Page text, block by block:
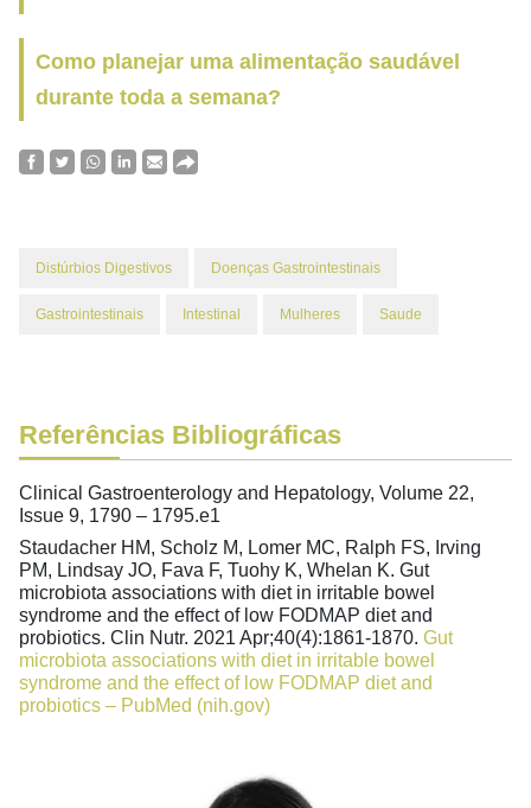
Como planejar uma alimentação saudável
durante toda a semana?
Distúrbios Digestivos Doenças Gastrointestinais
Gastrointestinais Intestinal Mulheres Saude
Referências Bibliográficas
Clinical Gastroenterology and Hepatology, Volume 22,
Issue 9, 1790 – 1795.e1
Staudacher HM, Scholz M, Lomer MC, Ralph FS, Irving
PM, Lindsay JO, Fava F, Tuohy K, Whelan K. Gut
microbiota associations with diet in irritable bowel
syndrome and the effect of low FODMAP diet and
probiotics. Clin Nutr. 2021 Apr;40(4):1861-1870. Gut
microbiota associations with diet in irritable bowel
syndrome and the effect of low FODMAP diet and
probiotics – PubMed (nih.gov)